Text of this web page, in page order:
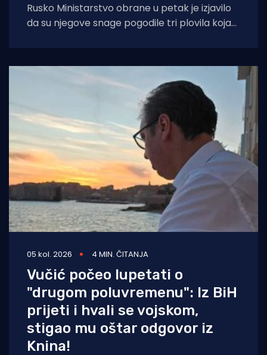
Rusko Ministarstvo obrane u petak je izjavilo
da su njegove snage pogodile tri plovila koja
05 kol. 2026 4 MIN. ČITANJA
Vučić počeo lupetati o
"drugom poluvremenu": Iz BiH
prijeti i hvali se vojskom,
stigao mu oštar odgovor iz
Knina!